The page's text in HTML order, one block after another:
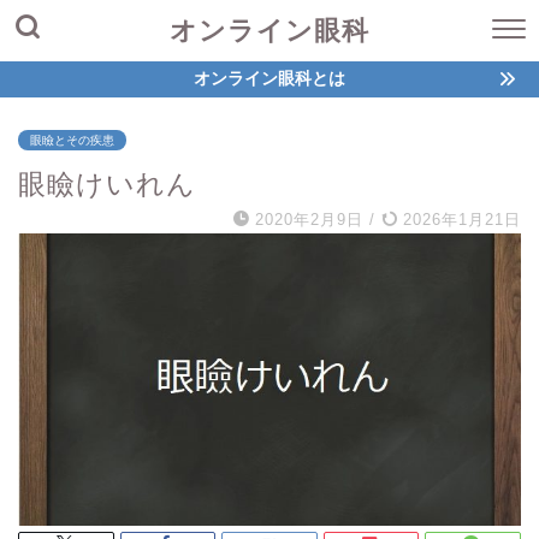
オンライン眼科
オンライン眼科とは
眼瞼とその疾患
眼瞼けいれん
2020年2月9日 / 2026年1月21日